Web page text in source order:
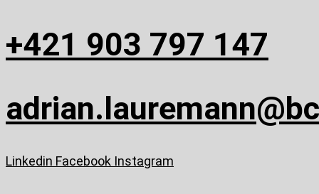
+421 903 797 147
Linkedin Facebook Instagram